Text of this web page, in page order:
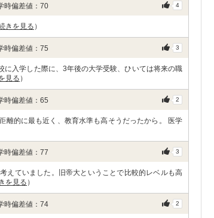
時偏差値：70 4
きを見る ）
時偏差値：75 3
入学した際に、3年後の大学受験、ひいては将来の職
見る ）
時偏差値：65 2
的に最も近く、教育水準も高そうだったから。 医学
時偏差値：77 3
えていました。旧帝大ということで比較的レベルも高
を見る ）
時偏差値：74 2